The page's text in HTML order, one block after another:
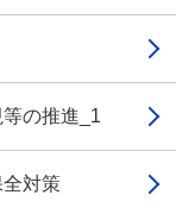
の推進_1
対策